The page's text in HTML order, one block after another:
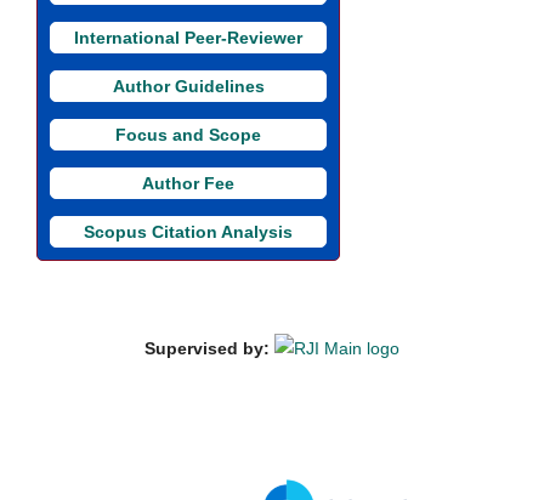
International Peer-Reviewer
Author Guidelines
Focus and Scope
Author Fee
Scopus Citation Analysis
Supervised by: